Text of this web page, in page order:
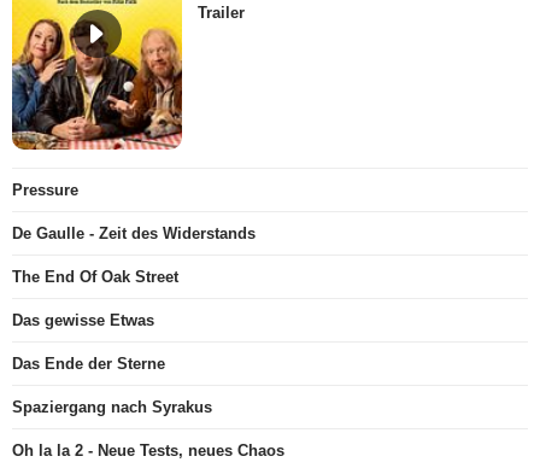
Trailer
Pressure
De Gaulle - Zeit des Widerstands
The End Of Oak Street
Das gewisse Etwas
Das Ende der Sterne
Spaziergang nach Syrakus
Oh la la 2 - Neue Tests, neues Chaos